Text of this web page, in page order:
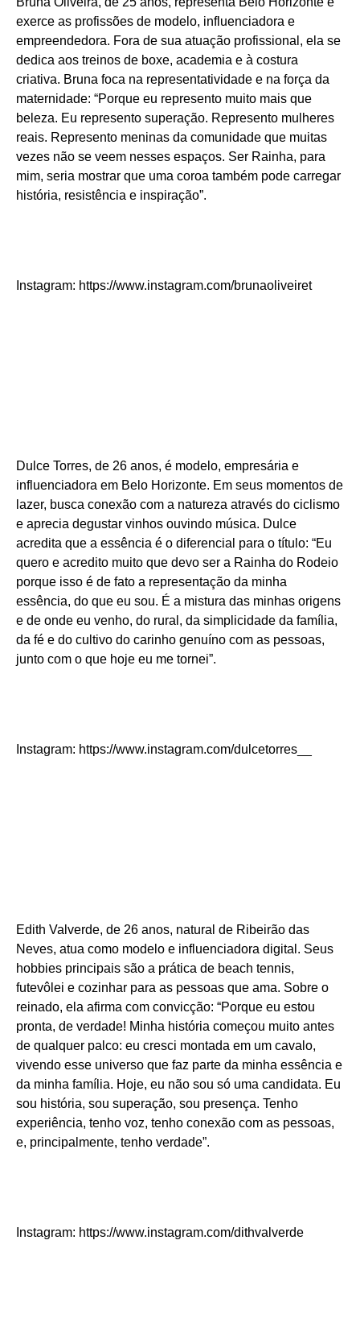
exerce as profissões de modelo, influenciadora e
empreendedora. Fora de sua atuação profissional, ela se
dedica aos treinos de boxe, academia e à costura
criativa. Bruna foca na representatividade e na força da
maternidade: “Porque eu represento muito mais que
beleza. Eu represento superação. Represento mulheres
reais. Represento meninas da comunidade que muitas
vezes não se veem nesses espaços. Ser Rainha, para
mim, seria mostrar que uma coroa também pode carregar
história, resistência e inspiração”.
Instagram: https://www.instagram.com/brunaoliveiret
Dulce Torres, de 26 anos, é modelo, empresária e
influenciadora em Belo Horizonte. Em seus momentos de
lazer, busca conexão com a natureza através do ciclismo
e aprecia degustar vinhos ouvindo música. Dulce
acredita que a essência é o diferencial para o título: “Eu
quero e acredito muito que devo ser a Rainha do Rodeio
porque isso é de fato a representação da minha
essência, do que eu sou. É a mistura das minhas origens
e de onde eu venho, do rural, da simplicidade da família,
da fé e do cultivo do carinho genuíno com as pessoas,
junto com o que hoje eu me tornei”.
Instagram: https://www.instagram.com/dulcetorres__
Edith Valverde, de 26 anos, natural de Ribeirão das
Neves, atua como modelo e influenciadora digital. Seus
hobbies principais são a prática de beach tennis,
futevôlei e cozinhar para as pessoas que ama. Sobre o
reinado, ela afirma com convicção: “Porque eu estou
pronta, de verdade! Minha história começou muito antes
de qualquer palco: eu cresci montada em um cavalo,
vivendo esse universo que faz parte da minha essência e
da minha família. Hoje, eu não sou só uma candidata. Eu
sou história, sou superação, sou presença. Tenho
experiência, tenho voz, tenho conexão com as pessoas,
e, principalmente, tenho verdade”.
Instagram: https://www.instagram.com/dithvalverde